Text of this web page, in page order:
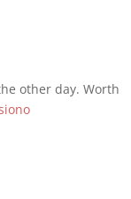
other day. Worth